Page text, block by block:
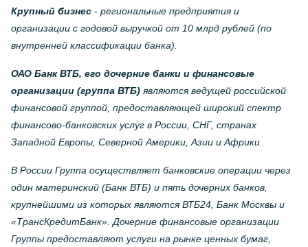
Крупный бизнес - региональные предприятия и
организации с годовой выручкой от 10 млрд рублей (по
внутренней классификации банка).
ОАО Банк ВТБ, его дочерние банки и финансовые
организации (группа ВТБ) являются ведущей российской
финансовой группой, предоставляющей широкий спектр
финансово-банковских услуг в России, СНГ, странах
Западной Европы, Северной Америки, Азии и Африки.
В России Группа осуществляет банковские операции через
один материнский (Банк ВТБ) и пять дочерних банков,
крупнейшими из которых являются ВТБ24, Банк Москвы и
«ТрансКредитБанк». Дочерние финансовые организации
Группы предоставляют услуги на рынке ценных бумаг,